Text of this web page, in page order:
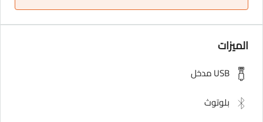
الميزات
USB مدخل
بلوتوث